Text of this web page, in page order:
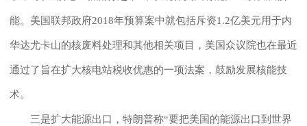
能。美国联邦政府2018年预算案中就包括斥资1.2亿美元用于内
华达尤卡山的核废料处理和其他相关项目，美国众议院也在最近
通过了旨在扩大核电站税收优惠的一项法案，鼓励发展核能技
术。
三是扩大能源出口，特朗普称“要把美国的能源出口到世界